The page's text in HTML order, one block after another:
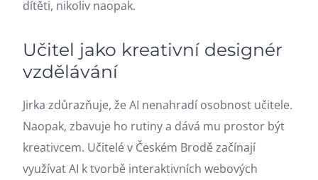
dítěti, nikoliv naopak.
Učitel jako kreativní designér
vzdělávání
Jirka zdůrazňuje, že AI nenahradí osobnost učitele.
Naopak, zbavuje ho rutiny a dává mu prostor být
kreativcem. Učitelé v Českém Brodě začínají
využívat AI k tvorbě interaktivních webových